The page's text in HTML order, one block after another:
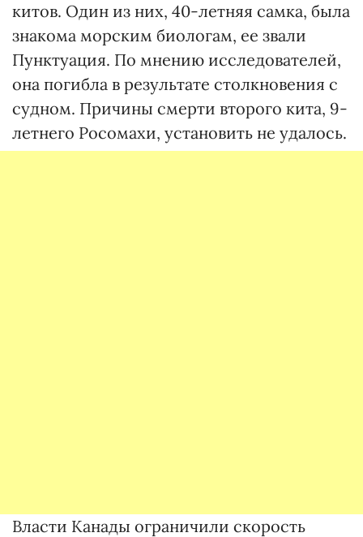
китов. Один из них, 40-летняя самка, была
знакома морским биологам, ее звали
Пунктуация. По мнению исследователей,
она погибла в результате столкновения с
судном. Причины смерти второго кита, 9-
летнего Росомахи, установить не удалось.
Власти Канады ограничили скорость